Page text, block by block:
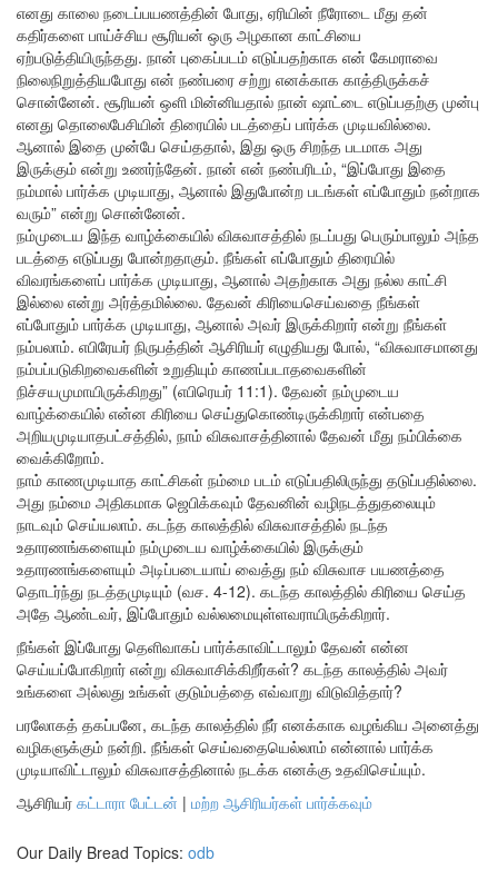
எனது காலை நடைப்பயணத்தின் போது, ஏரியின் நீரோடை மீது தன்
கதிர்களை பாய்ச்சிய சூரியன் ஒரு அழகான காட்சியை
ஏற்படுத்தியிருந்தது. நான் புகைப்படம் எடுப்பதற்காக என் கேமராவை
நிலைநிறுத்தியபோது என் நண்பரை சற்று எனக்காக காத்திருக்கச்
சொன்னேன். சூரியன் ஒளி மின்னியதால் நான் ஷாட்டை எடுப்பதற்கு முன்பு
எனது தொலைபேசியின் திரையில் படத்தைப் பார்க்க முடியவில்லை.
ஆனால் இதை முன்பே செய்ததால், இது ஒரு சிறந்த படமாக அது
இருக்கும் என்று உணர்ந்தேன். நான் என் நண்பரிடம், “இப்போது இதை
நம்மால் பார்க்க முடியாது, ஆனால் இதுபோன்ற படங்கள் எப்போதும் நன்றாக
வரும்” என்று சொன்னேன்.
நம்முடைய இந்த வாழ்க்கையில் விசுவாசத்தில் நடப்பது பெரும்பாலும் அந்த
படத்தை எடுப்பது போன்றதாகும். நீங்கள் எப்போதும் திரையில்
விவரங்களைப் பார்க்க முடியாது, ஆனால் அதற்காக அது நல்ல காட்சி
இல்லை என்று அர்த்தமில்லை. தேவன் கிரியைசெய்வதை நீங்கள்
எப்போதும் பார்க்க முடியாது, ஆனால் அவர் இருக்கிறார் என்று நீங்கள்
நம்பலாம். எபிரேயர் நிருபத்தின் ஆசிரியர் எழுதியது போல், “விசுவாசமானது
நம்பப்படுகிறவைகளின் உறுதியும் காணப்படாதவைகளின்
நிச்சயமுமாயிருக்கிறது” (எபிரெயர் 11:1). தேவன் நம்முடைய
வாழ்க்கையில் என்ன கிரியை செய்துகொண்டிருக்கிறார் என்பதை
அறியமுடியாதபட்சத்தில், நாம் விசுவாசத்தினால் தேவன் மீது நம்பிக்கை
வைக்கிறோம்.
நாம் காணமுடியாத காட்சிகள் நம்மை படம் எடுப்பதிலிருந்து தடுப்பதில்லை.
அது நம்மை அதிகமாக ஜெபிக்கவும் தேவனின் வழிநடத்துதலையும்
நாடவும் செய்யலாம். கடந்த காலத்தில் விசுவாசத்தில் நடந்த
உதாரணங்களையும் நம்முடைய வாழ்க்கையில் இருக்கும்
உதாரணங்களையும் அடிப்படையாய் வைத்து நம் விசுவாச பயணத்தை
தொடர்ந்து நடத்தமுடியும் (வச. 4-12). கடந்த காலத்தில் கிரியை செய்த
அதே ஆண்டவர், இப்போதும் வல்லமையுள்ளவராயிருக்கிறார்.
நீங்கள் இப்போது தெளிவாகப் பார்க்காவிட்டாலும் தேவன் என்ன
செய்யப்போகிறார் என்று விசுவாசிக்கிறீர்கள்? கடந்த காலத்தில் அவர்
உங்களை அல்லது உங்கள் குடும்பத்தை எவ்வாறு விடுவித்தார்?
பரலோகத் தகப்பனே, கடந்த காலத்தில் நீர் எனக்காக வழங்கிய அனைத்து
வழிகளுக்கும் நன்றி. நீங்கள் செய்வதையெல்லாம் என்னால் பார்க்க
முடியாவிட்டாலும் விசுவாசத்தினால் நடக்க எனக்கு உதவிசெய்யும்.
ஆசிரியர் கட்டாரா பேட்டன் | மற்ற ஆசிரியர்கள் பார்க்கவும்
Our Daily Bread Topics: odb